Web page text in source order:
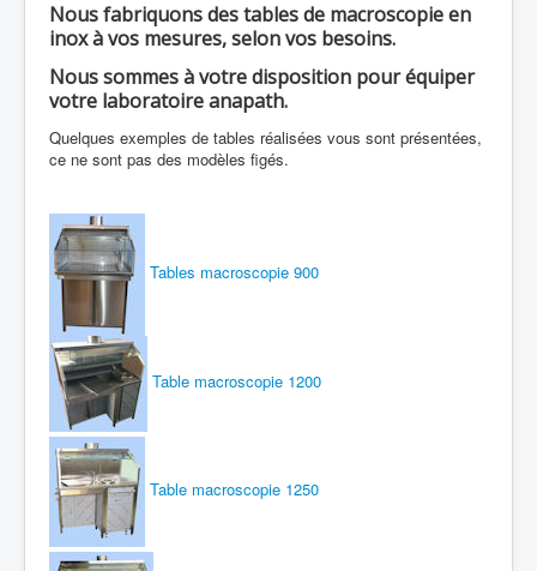
Nous fabriquons des tables de macroscopie en
inox à vos mesures, selon vos besoins.
Nous sommes à votre disposition pour équiper
votre laboratoire anapath.
Quelques exemples de tables réalisées vous sont présentées,
ce ne sont pas des modèles figés.
Tables macroscopie 900
Table macroscopie 1200
Table macroscopie 1250